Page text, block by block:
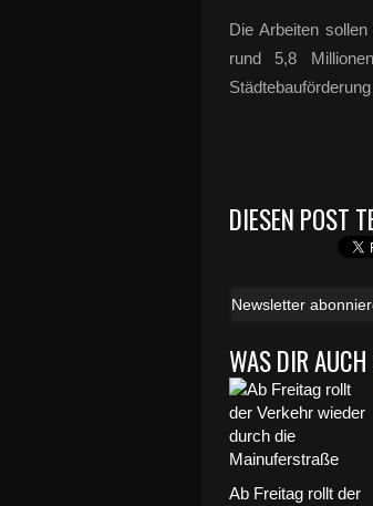
Die Arbeiten
rund 5,8
DIESEN POST
Newsletter
WAS DIR AUCH
Ab Freitag rollt der